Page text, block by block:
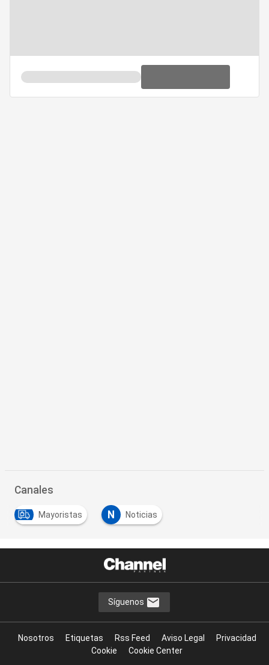
Canales
Mayoristas N Noticias
Síguenos
Nosotros Etiquetas Rss Feed Aviso Legal
Privacidad
Cookie
Cookie Center